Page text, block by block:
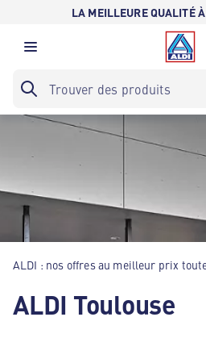
LA MEILLEURE QUALITÉ
ALDI : nos offres au meilleur prix
ALDI Toulouse